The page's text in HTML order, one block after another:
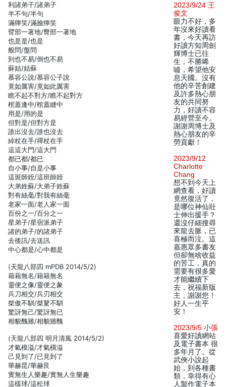
利諸弟子/諸弟子
半不句/半句
滿獰笑/滿臉獰笑
臂部一著地/臀部一著地
也是是/也是
般問/盤問
到也不易/倒也不易
蘇姑/姑蘇
慕容公說/慕容公子說
竟如厲害/竟如此厲害
瞧不起不對方/瞧不起對方
棺蓋逢中/棺蓋縫中
用是/用的是
但對是/但對方是
誰出沒去/誰也沒去
綽杖在手/禪杖在手
這這大門/這大門
都已都/都已
自小事/自是小事
這斑師姪/這班師姪
大弟姓蘇/大弟子姓蘇
對有絲毫/對我有絲毫
老家一面/老人家一面
百份之一/百分之一
星弟子/星宿派弟子
諸的弟子/的諸弟子
去後訊/去送訊
中心都是/心中都是
(天龍八部四 mPDB 2014/5/2)
藉藉無名/籍籍無名
靈便之像/靈便之象
兵刀相交/兵刃相交
桀傲不馴/桀驁不馴
驚訝無己/驚訝無已
相貌醜雖/相貌雖醜
(天龍八部四 明月清風 2014/5/2)
才氣模溢/才氣橫溢
己見到了/已見到了
華赫昆/華赫艮
實無生人樂趣/實無人生樂趣
這樣球/這松球
2023/9/24 王
俊文
眼力不好，多
年沒來好讀看
書，今天再訪
好讀方知周劍
輝博士已往
生，不勝唏
噓，希望他安
息天國。沒有
他的辛苦創建
及許多熱心朋
友的共同努
力，好讀不容
易經營至今。
謝謝周博士及
熱心朋友的辛
勞貢獻！
2023/9/12
Charlotte
Chang
想不到今天上
網查看，好讀
竟然復活了，
是哪位神仙壯
士伸出援手？
還沒仔細搜尋
來龍去脈，已
喜極而泣。這
嘉惠眾多書友
但卻無啥收益
的苦工，真的
需要有很多愛
才能繼續下
去，祝福新版
主，謝謝您！
好人一生平
安！
2023/9/5 小張
喜愛好讀網站
及電子書本 很
多年月了。從
武俠小說起
始，到各種書
類，幸得有心
人製作電子本